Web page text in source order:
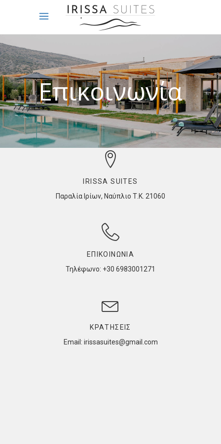
Επικοινωνία
IRISSA SUITES
Παραλία Ιρίων, Ναύπλιο Τ.Κ. 21060
ΕΠΙΚΟΙΝΩΝΙΑ
Τηλέφωνο: +30 6983001271
ΚΡΑΤΗΣΕΙΣ
Email: irissasuites@gmail.com